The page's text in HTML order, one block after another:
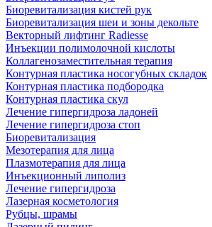
Биоревитализация кистей рук
Биоревитализация шеи и зоны декольте
Векторный лифтинг Radiesse
Инъекции полимолочной кислоты
Коллагенозаместительная терапия
Контурная пластика носогубных складок
Контурная пластика подбородка
Контурная пластика скул
Лечение гипергидроза ладоней
Лечение гипергидроза стоп
Биоревитализация
Мезотерапия для лица
Плазмотерапия для лица
Инъекционный липолиз
Лечение гипергидроза
Лазерная косметология
Рубцы, шрамы